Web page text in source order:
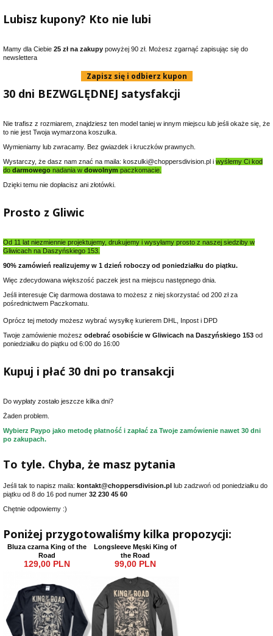
Lubisz kupony? Kto nie lubi
Mamy dla Ciebie 25 zł na zakupy powyżej 90 zł. Możesz zgarnąć zapisując się do
newslettera
Zapisz się i odbierz kupon
30 dni BEZWGLĘDNEJ satysfakcji
Nie trafisz z rozmiarem, znajdziesz ten model taniej w innym miejscu lub jeśli okaże się, że
to nie jest Twoja wymarzona koszulka.
Wymieniamy lub zwracamy. Bez gwiazdek i kruczków prawnych.
Wystarczy, że dasz nam znać na maila: koszulki@choppersdivision.pl i wyślemy Ci kod
do darmowego nadania w dowolnym paczkomacie.
Dzięki temu nie dopłacisz ani złotówki.
Prosto z Gliwic
Od 11 lat niezmiennie projektujemy, drukujemy i wysyłamy prosto z naszej siedziby w
Gliwicach na Daszyńskiego 153.
90% zamówień realizujemy w 1 dzień roboczy od poniedziałku do piątku.
Więc zdecydowana większość paczek jest na miejscu następnego dnia.
Jeśli interesuje Cię darmowa dostawa to możesz z niej skorzystać od 200 zł za
pośrednictwem Paczkomatu.
Oprócz tej metody możesz wybrać wysyłkę kurierem DHL, Inpost i DPD
Twoje zamówienie możesz odebrać osobiście w Gliwicach na Daszyńskiego 153 od
poniedziałku do piątku od 6:00 do 16:00
Kupuj i płać 30 dni po transakcji
Do wypłaty zostało jeszcze kilka dni?
Żaden problem.
Wybierz Paypo jako metodę płatność i zapłać za Twoje zamówienie nawet 30 dni
po zakupach.
To tyle. Chyba, że masz pytania
Jeśli tak to napisz maila: kontakt@choppersdivision.pl lub zadzwoń od poniedziałku do
piątku od 8 do 16 pod numer 32 230 45 60
Chętnie odpowiemy :)
Poniżej przygotowaliśmy kilka propozycji:
Bluza czarna King of the
Road
129,00 PLN
Longsleeve Męski King of
the Road
99,00 PLN